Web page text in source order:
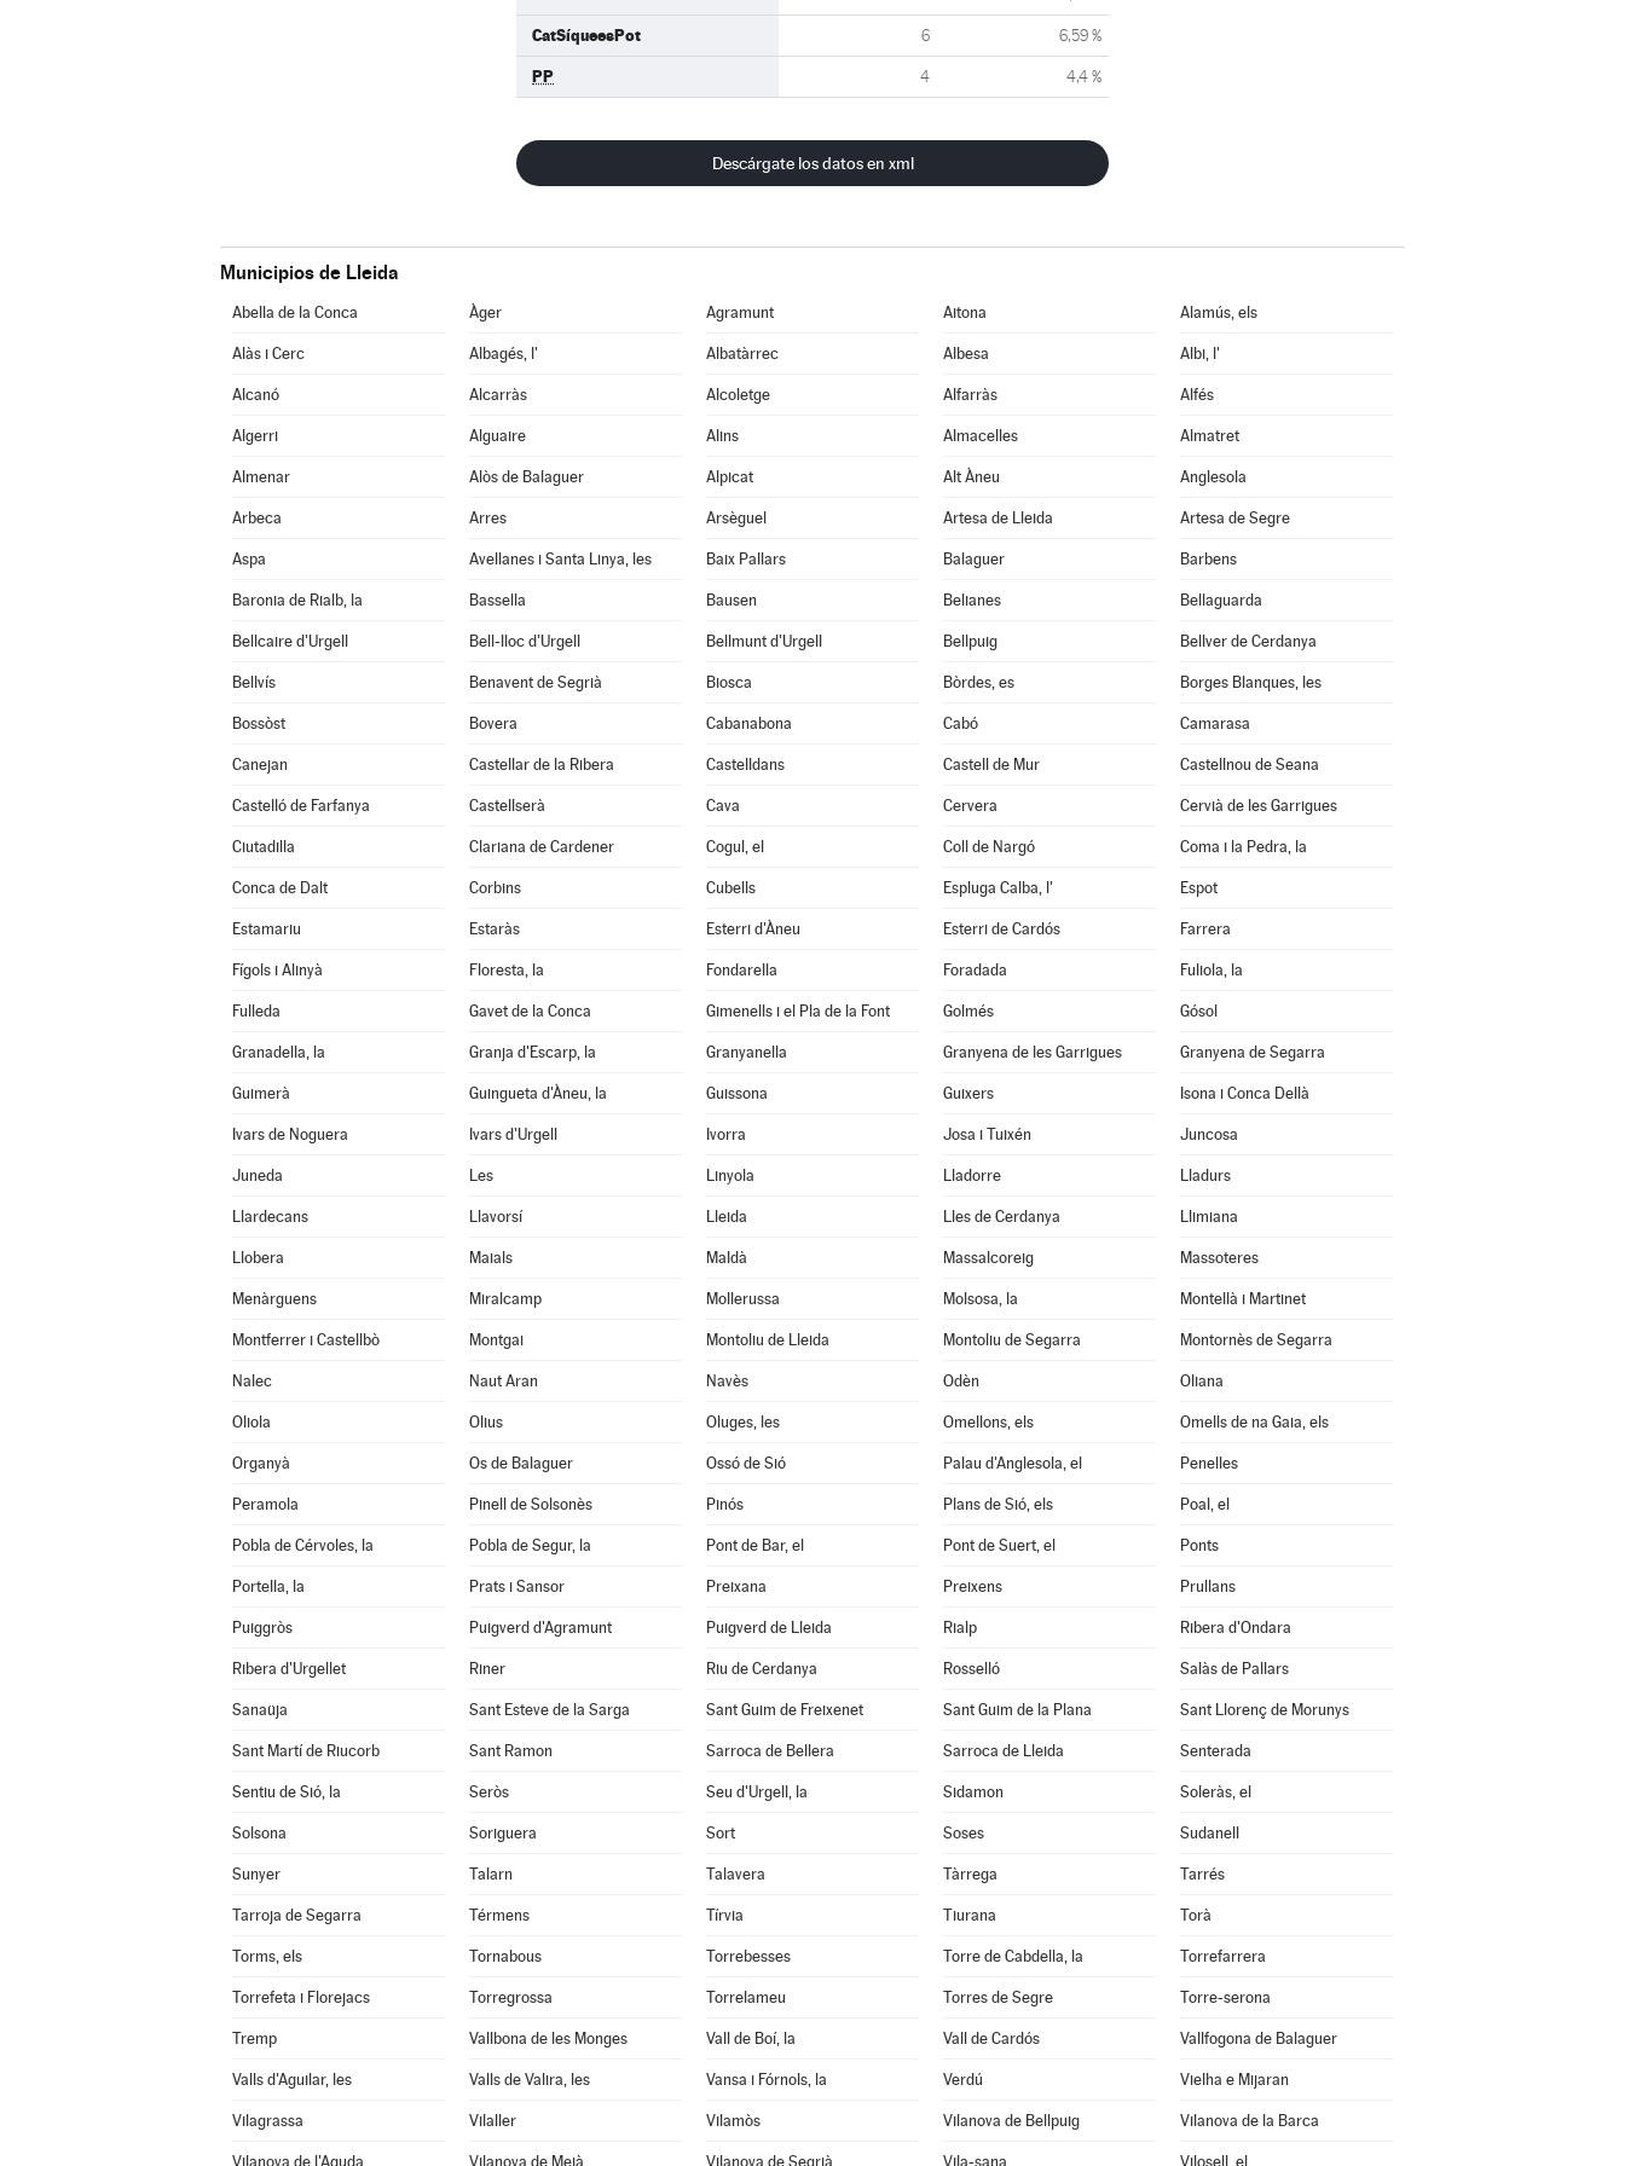
CatSíqueesPot 6 6,59 %
PP 4 4,4 %
Descárgate los datos en xml
Municipios de Lleida
Abella de la Conca Àger Agramunt Aitona Alamús, els
Alàs i Cerc Albagés, l' Albatàrrec Albesa Albi, l'
Alcanó Alcarràs Alcoletge Alfarràs Alfés
Algerri Alguaire Alins Almacelles Almatret
Almenar Alòs de Balaguer Alpicat Alt Àneu Anglesola
Arbeca Arres Arsèguel Artesa de Lleida Artesa de Segre
Aspa Avellanes i Santa Linya, les Baix Pallars Balaguer Barbens
Baronia de Rialb, la Bassella Bausen Belianes Bellaguarda
Bellcaire d'Urgell Bell-lloc d'Urgell Bellmunt d'Urgell Bellpuig Bellver de Cerdanya
Bellvís Benavent de Segrià Biosca Bòrdes, es Borges Blanques, les
Bossòst Bovera Cabanabona Cabó Camarasa
Canejan Castellar de la Ribera Castelldans Castell de Mur Castellnou de Seana
Castelló de Farfanya Castellserà Cava Cervera Cervià de les Garrigues
Ciutadilla Clariana de Cardener Cogul, el Coll de Nargó Coma i la Pedra, la
Conca de Dalt Corbins Cubells Espluga Calba, l' Espot
Estamariu Estaràs Esterri d'Àneu Esterri de Cardós Farrera
Fígols i Alinyà Floresta, la Fondarella Foradada Fuliola, la
Fulleda Gavet de la Conca Gimenells i el Pla de la Font Golmés Gósol
Granadella, la Granja d'Escarp, la Granyanella Granyena de les Garrigues Granyena de Segarra
Guimerà Guingueta d'Àneu, la Guissona Guixers Isona i Conca Dellà
Ivars de Noguera Ivars d'Urgell Ivorra Josa i Tuixén Juncosa
Juneda Les Linyola Lladorre Lladurs
Llardecans Llavorsí Lleida Lles de Cerdanya Llimiana
Llobera Maials Maldà Massalcoreig Massoteres
Menàrguens Miralcamp Mollerussa Molsosa, la Montellà i Martinet
Montferrer i Castellbò Montgai Montoliu de Lleida Montoliu de Segarra Montornès de Segarra
Nalec Naut Aran Navès Odèn Oliana
Oliola Olius Oluges, les Omellons, els Omells de na Gaia, els
Organyà Os de Balaguer Ossó de Sió Palau d'Anglesola, el Penelles
Peramola Pinell de Solsonès Pinós Plans de Sió, els Poal, el
Pobla de Cérvoles, la Pobla de Segur, la Pont de Bar, el Pont de Suert, el Ponts
Portella, la Prats i Sansor Preixana Preixens Prullans
Puiggròs Puigverd d'Agramunt Puigverd de Lleida Rialp Ribera d'Ondara
Ribera d'Urgellet Riner Riu de Cerdanya Rosselló Salàs de Pallars
Sanaüja Sant Esteve de la Sarga Sant Guim de Freixenet Sant Guim de la Plana Sant Llorenç de Morunys
Sant Martí de Riucorb Sant Ramon Sarroca de Bellera Sarroca de Lleida Senterada
Sentiu de Sió, la Seròs Seu d'Urgell, la Sidamon Soleràs, el
Solsona Soriguera Sort Soses Sudanell
Sunyer Talarn Talavera Tàrrega Tarrés
Tarroja de Segarra Térmens Tírvia Tiurana Torà
Torms, els Tornabous Torrebesses Torre de Cabdella, la Torrefarrera
Torrefeta i Florejacs Torregrossa Torrelameu Torres de Segre Torre-serona
Tremp Vallbona de les Monges Vall de Boí, la Vall de Cardós Vallfogona de Balaguer
Valls d'Aguilar, les Valls de Valira, les Vansa i Fórnols, la Verdú Vielha e Mijaran
Vilagrassa Vilaller Vilamòs Vilanova de Bellpuig Vilanova de la Barca
Vilanova de l'Aguda Vilanova de Meià Vilanova de Segrià Vila-sana Vilosell, el